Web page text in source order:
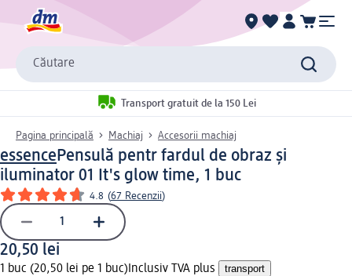
Căutare
Transport gratuit de la 150 Lei
Pagina principală Machiaj Accesorii machiaj
essencePensulă pentr fardul de obraz și
iluminator 01 It's glow time, 1 buc
4.8 (67 Recenzii)
20,50 lei
1 buc (20,50 lei pe 1 buc) Inclusiv TVA plus transport